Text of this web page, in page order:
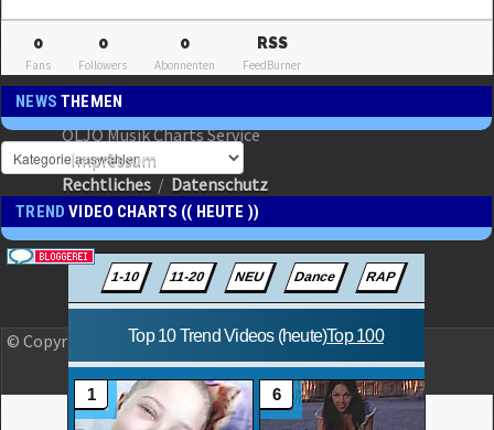
0
Fans
0
Followers
0
Abonnenten
RSS
FeedBurner
NEWSTHEMEN
TRENDVIDEO CHARTS (( HEUTE ))
OLJO Musik Charts Service
Impressum
Rechtliches / Datenschutz
© Copyright 2023 OLJO